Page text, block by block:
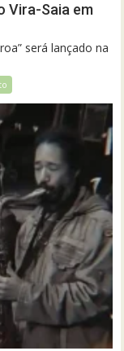
Vira-Saia em
será lançado na